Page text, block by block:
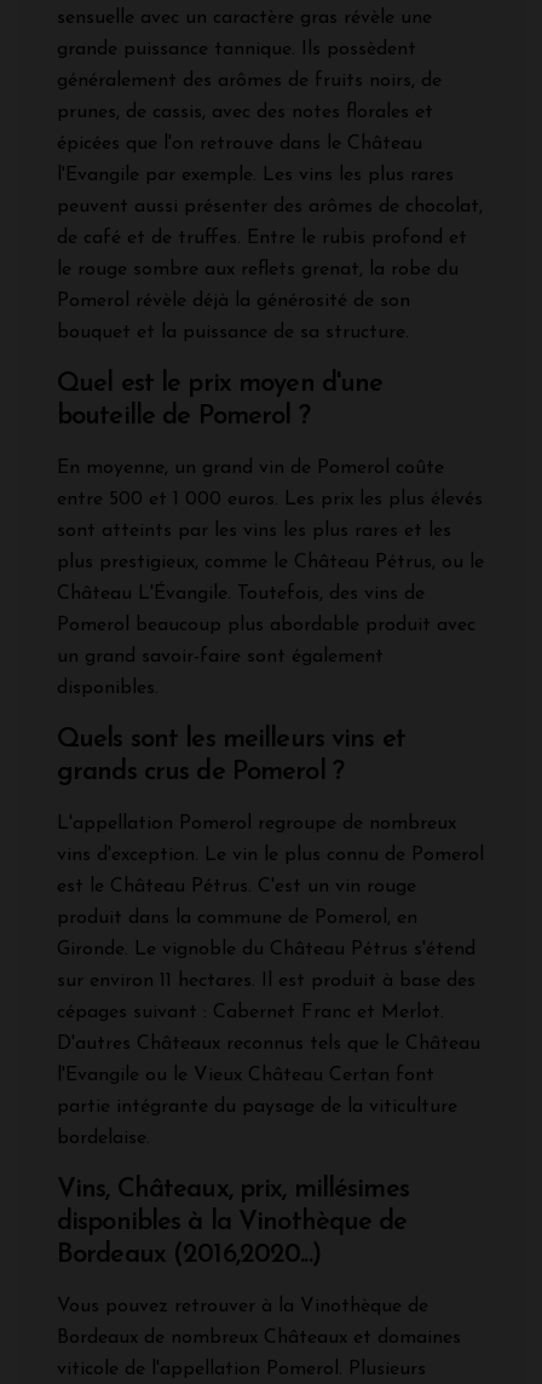
sensuelle avec un caractère gras révèle une
grande puissance tannique. Ils possèdent
généralement des arômes de fruits noirs, de
prunes, de cassis, avec des notes florales et
épicées que l'on retrouve dans le Château
l'Evangile par exemple. Les vins les plus rares
peuvent aussi présenter des arômes de chocolat,
de café et de truffes. Entre le rubis profond et
le rouge sombre aux reflets grenat, la robe du
Pomerol révèle déjà la générosité de son
bouquet et la puissance de sa structure.
Quel est le prix moyen d'une
bouteille de Pomerol ?
En moyenne, un grand vin de Pomerol coûte
entre 500 et 1 000 euros. Les prix les plus élevés
sont atteints par les vins les plus rares et les
plus prestigieux, comme le Château Pétrus, ou le
Château L'Évangile. Toutefois, des vins de
Pomerol beaucoup plus abordable produit avec
un grand savoir-faire sont également
disponibles.
Quels sont les meilleurs vins et
grands crus de Pomerol ?
L'appellation Pomerol regroupe de nombreux
vins d'exception. Le vin le plus connu de Pomerol
est le Château Pétrus. C'est un vin rouge
produit dans la commune de Pomerol, en
Gironde. Le vignoble du Château Pétrus s'étend
sur environ 11 hectares. Il est produit à base des
cépages suivant : Cabernet Franc et Merlot.
D'autres Châteaux reconnus tels que le Château
l'Evangile ou le Vieux Château Certan font
partie intégrante du paysage de la viticulture
bordelaise.
Vins, Châteaux, prix, millésimes
disponibles à la Vinothèque de
Bordeaux (2016,2020...)
Vous pouvez retrouver à la Vinothèque de
Bordeaux de nombreux Châteaux et domaines
viticole de l'appellation Pomerol. Plusieurs